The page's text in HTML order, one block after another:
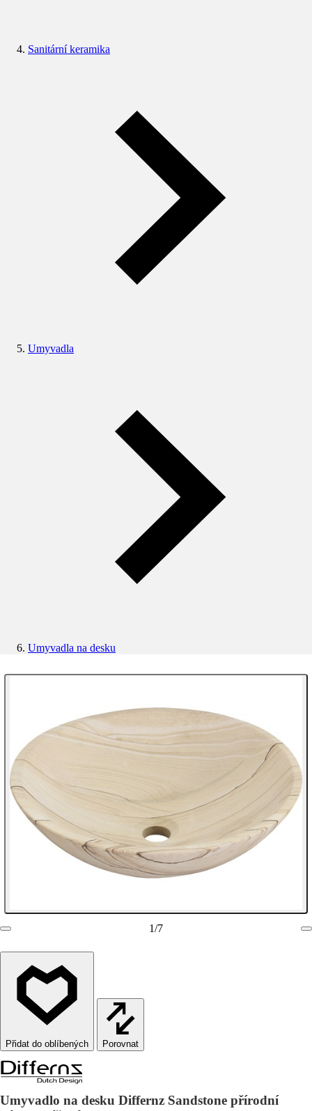
Sanitární keramika
Umyvadla
Umyvadla na desku
1/7
Porovnat
Umyvadlo na desku Differnz Sandstone přírodní